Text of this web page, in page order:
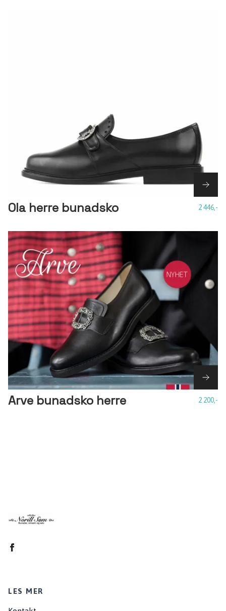
Ola herre bunadsko 2 446,-
Arve bunadsko herre 2 200,-
LES MER